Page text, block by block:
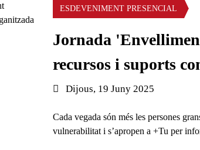
ESDEVENIMENT PRESENCIAL
Jornada
recursos i suports
Data de l'esdeveniment:
Dijous, 19 Juny 2025
Cada vegada són més les persones
vulnerabilitat i s’apropen a +Tu per